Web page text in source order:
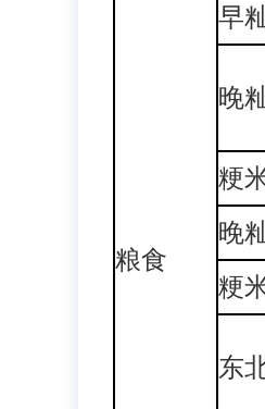
粮食
早
晚
粳
晚
粳
东